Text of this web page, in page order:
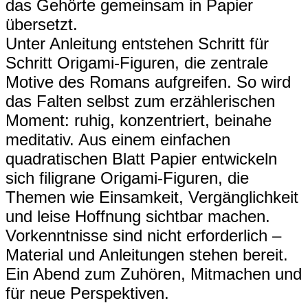
das Gehörte gemeinsam in Papier
übersetzt.
Unter Anleitung entstehen Schritt für
Schritt Origami-Figuren, die zentrale
Motive des Romans aufgreifen. So wird
das Falten selbst zum erzählerischen
Moment: ruhig, konzentriert, beinahe
meditativ. Aus einem einfachen
quadratischen Blatt Papier entwickeln
sich filigrane Origami-Figuren, die
Themen wie Einsamkeit, Vergänglichkeit
und leise Hoffnung sichtbar machen.
Vorkenntnisse sind nicht erforderlich –
Material und Anleitungen stehen bereit.
Ein Abend zum Zuhören, Mitmachen und
für neue Perspektiven.